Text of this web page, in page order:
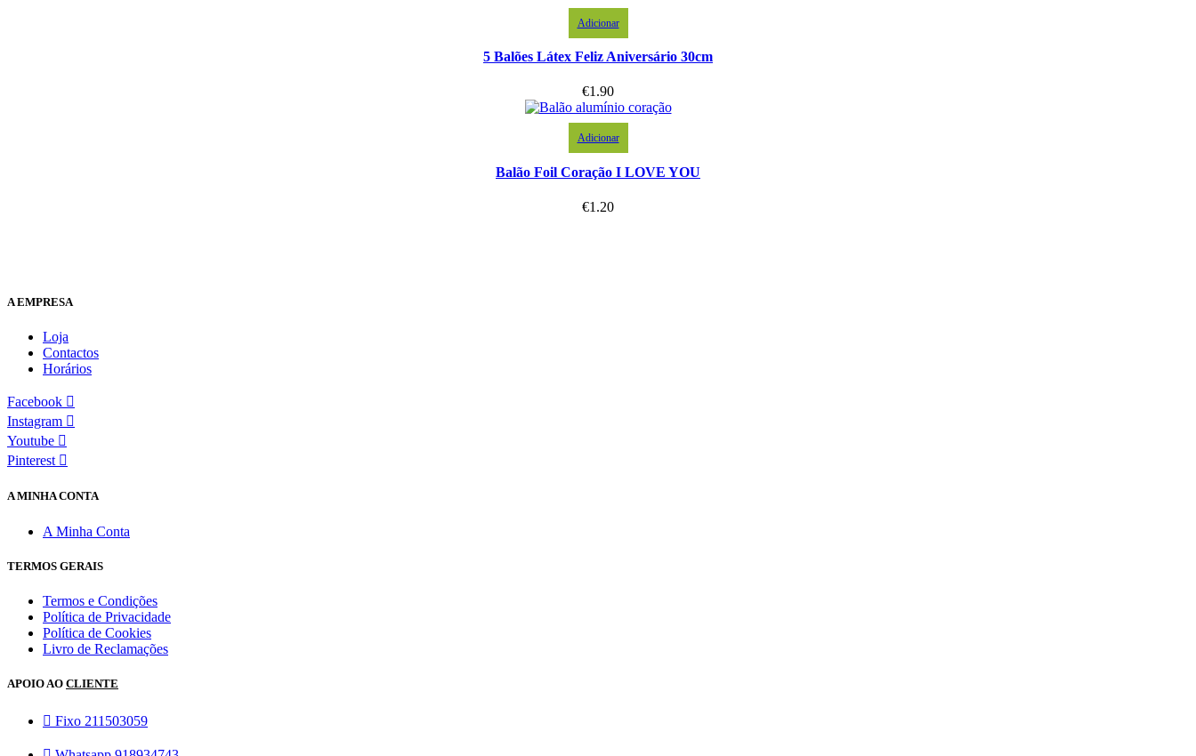
Adicionar
5 Balões Látex Feliz Aniversário 30cm
€1.90
Adicionar
Balão Foil Coração I LOVE YOU
€1.20
A EMPRESA
Loja
Contactos
Horários
Facebook
Instagram
Youtube
Pinterest
A MINHA CONTA
A Minha Conta
TERMOS GERAIS
Termos e Condições
Política de Privacidade
Política de Cookies
Livro de Reclamações
APOIO AO CLIENTE
Fixo 211503059